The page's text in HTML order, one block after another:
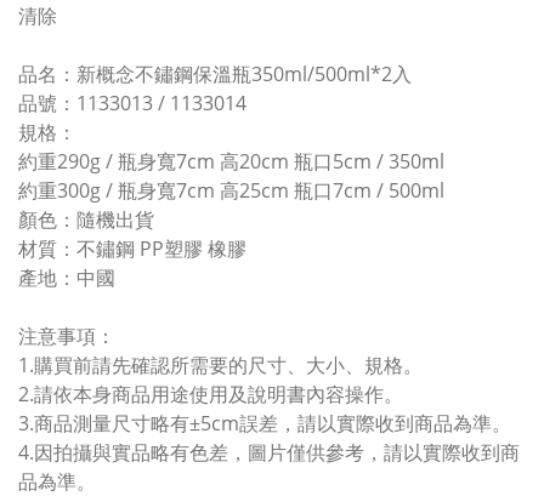
清除
品名：新概念不鏽鋼保溫瓶350ml/500ml*2入
品號：1133013 / 1133014
規格：
約重290g / 瓶身寬7cm 高20cm 瓶口5cm / 350ml
約重300g / 瓶身寬7cm 高25cm 瓶口7cm / 500ml
顏色：隨機出貨
材質：不鏽鋼 PP塑膠 橡膠
產地：中國
注意事項：
1.購買前請先確認所需要的尺寸、大小、規格。
2.請依本身商品用途使用及說明書內容操作。
3.商品測量尺寸略有±5cm誤差，請以實際收到商品為準。
4.因拍攝與實品略有色差，圖片僅供參考，請以實際收到商
品為準。